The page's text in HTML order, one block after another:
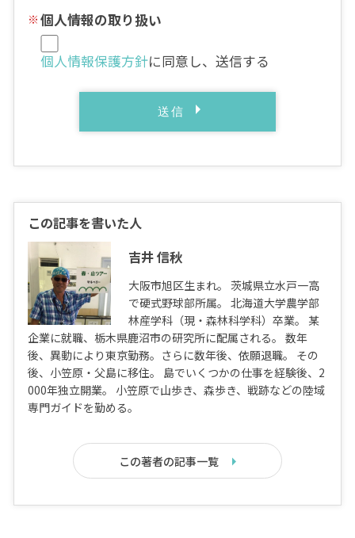
個人情報の取り扱い
個人情報保護方針に同意し、送信する
この記事を書いた人
吉井 信秋
大阪市旭区生まれ。 茨城県立水戸一高
で硬式野球部所属。 北海道大学農学部
林産学科（現・森林科学科）卒業。 某
企業に就職、栃木県鹿沼市の研究所に配属される。 数年
後、異動により東京勤務。さらに数年後、依願退職。 その
後、小笠原・父島に移住。 島でいくつかの仕事を経験後、2
000年独立開業。 小笠原で山歩き、森歩き、戦跡などの陸域
専門ガイドを勤める。
この著者の記事一覧